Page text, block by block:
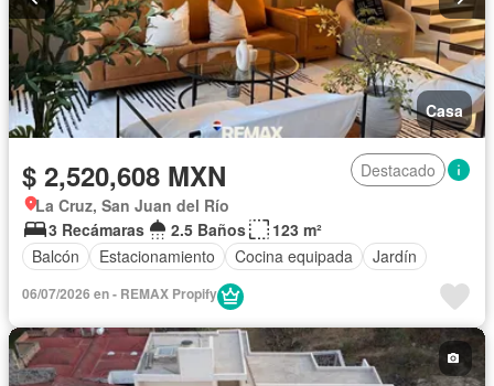
Casa
$ 2,520,608 MXN
Destacado
La Cruz, San Juan del Río
3 Recámaras
2.5 Baños
123 m²
Balcón
Estacionamiento Cocina equipada Jardín
06/07/2026 en - REMAX Propify